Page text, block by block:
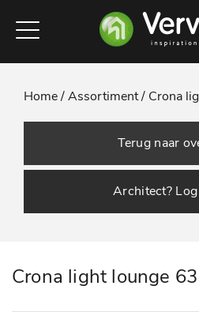
Home /Assortiment / Crona
Terug naar
Architect?
Crona light lounge